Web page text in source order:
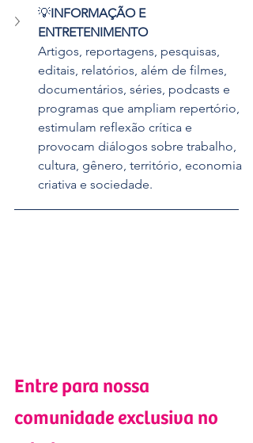
💡INFORMAÇÃO E
ENTRETENIMENTO
Artigos, reportagens, pesquisas,
editais, relatórios, além de filmes,
documentários, séries, podcasts e
programas que ampliam repertório,
estimulam reflexão crítica e
provocam diálogos sobre trabalho,
cultura, gênero, território, economia
criativa e sociedade.
Entre para nossa
comunidade exclusiva no